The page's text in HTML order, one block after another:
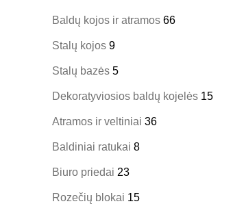
Baldų kojos ir atramos 66
Stalų kojos 9
Stalų bazės 5
Dekoratyviosios baldų kojelės 15
Atramos ir veltiniai 36
Baldiniai ratukai 8
Biuro priedai 23
Rozečių blokai 15